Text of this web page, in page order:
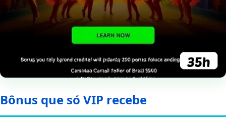
Bônus que só VIP recebe